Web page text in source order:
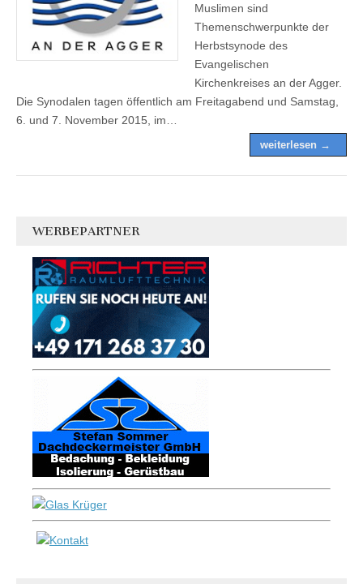
Muslimen sind
Themenschwerpunkte der
Herbstsynode des
Evangelischen
Kirchenkreises an der Agger.
Die Synodalen tagen öffentlich am Freitagabend und Samstag,
6. und 7. November 2015, im…
weiterlesen →
WERBEPARTNER